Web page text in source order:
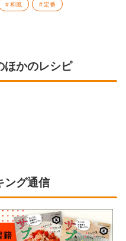
和風 定番
ほかのレシピ
ング通信